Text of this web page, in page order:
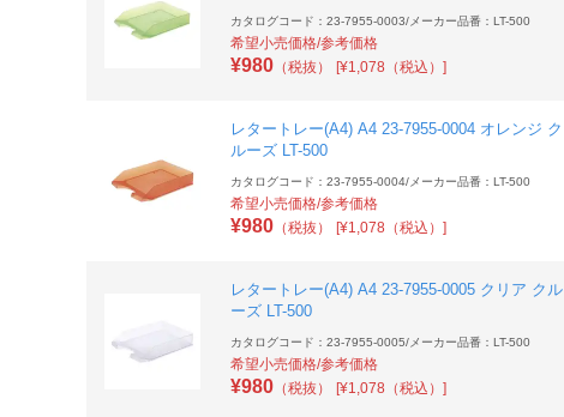
カタログコード：23-7955-0003/ メーカー品番：LT-500
希望小売価格/参考価格
¥980 （税抜） [¥1,078（税込）]
レタートレー(A4) A4 23-7955-0004 オレンジ ク
ルーズ LT-500
カタログコード：23-7955-0004/ メーカー品番：LT-500
希望小売価格/参考価格
¥980 （税抜） [¥1,078（税込）]
レタートレー(A4) A4 23-7955-0005 クリア クル
ーズ LT-500
カタログコード：23-7955-0005/ メーカー品番：LT-500
希望小売価格/参考価格
¥980 （税抜） [¥1,078（税込）]